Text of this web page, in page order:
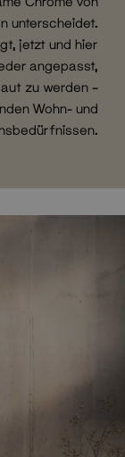
unterscheidet.
jetzt und hier
angepasst,
zu werden –
Wohn- und